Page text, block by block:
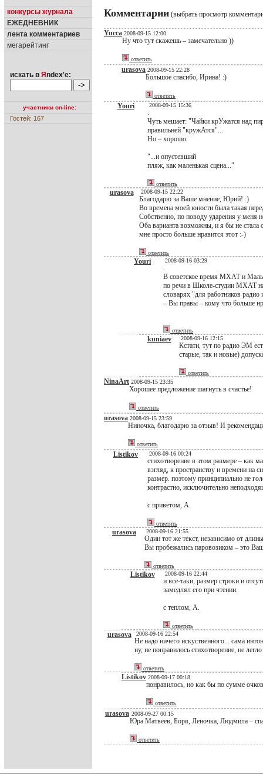
конкурсы журнала
ЕЖЕДНЕВНИК
лента комментариев
мегарейтинг
искать в Я ndex'е:
участники on-line:
Гостей: 167
Комментарии (выбрать просмотр
Yucca 2008-09-15 12:00
Ну что тут скажешь – замечательно ))
ответить
urasova 2008-09-15 22:28
Большое спасибо, Ирина! :)
ответить
Youri 2008-09-15 15:36
.
Чуть мешает: "Чайки крУжатся над
правильней "кружАтся"...
Но – хорошо.
"...и опустевший
пляж, как маленькая сцена..."
ответить
urasova 2008-09-15 22:22
Благодарю за Ваше мнение, Юрий! :)
Во времена моей юности была такая
Собственно, по поводу ударения у меня
Оба варианта возможны, и я бы не стала
мне просто больше нравится этот :-)
ответить
Youri 2008-09-16 03:29
.
В советское время МХАТ и Малый
по речи в Школе-студии МХАТ
словарях "для работников
– Вы правы – кому что больше
ответить
kuniaev 2008-09-16 12:15
Кстати, тут по радио ЭМ
старые, так и новые)
ответить
NinaArt 2008-09-15 23:35
Хорошее предложение шагнуть в счастье!
ответить
urasova 2008-09-15 23:59
Ниночка, благодарю за отзыв! И
ответить
Listikov 2008-09-16 00:24
стихотворение в этом размере – как
взгляд, к пространству и времени на
размер. поэтому принципиально не
контрастно, исключительно
с приветом, А.
ответить
urasova 2008-09-16 21:55
Один тот же текст, независимо от
Вы пробежались паровозиком – это
ответить
Listikov 2008-09-16 22:44
и все-таки, размер строки и
замедлял его при чтении.
с теплом, А.
ответить
urasova 2008-09-16 22:54
Не надо ничего искуственного... сама
ну, не понравилось стихотворение, не
ответить
Listikov 2008-09-17 00:18
понравилось, но как бы по сумме
ответить
urasova 2008-09-27 00:15
Юра Матвеев, Боря, Леночка, Людмила –
ответить